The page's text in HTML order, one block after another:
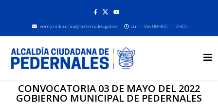
ventanillaunica@pedernales.gob.ec Lun - Vie 08H00 - 17H00
CONVOCATORIA 03 DE MAYO DEL 2022
GOBIERNO MUNICIPAL DE PEDERNALES